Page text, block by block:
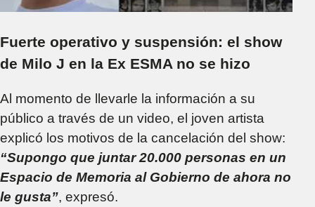
Fuerte operativo y suspensión: el show
de Milo J en la Ex ESMA no se hizo
Al momento de llevarle la información a su
público a través de un video, el joven artista
explicó los motivos de la cancelación del show:
“Supongo que juntar 20.000 personas en un
Espacio de Memoria al Gobierno de ahora no
le gusta”, expresó.